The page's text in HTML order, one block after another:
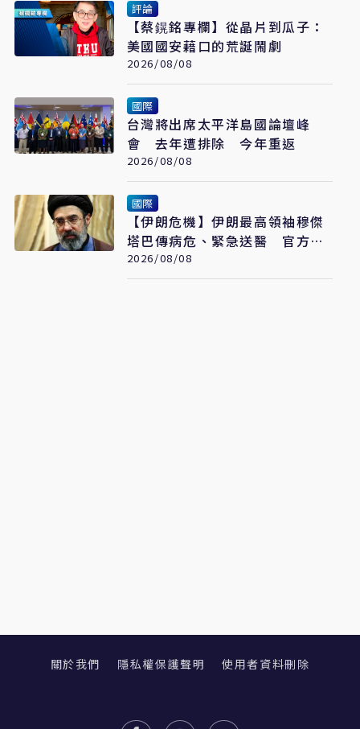
評論
【蔡鎤銘專欄】從晶片到瓜子：
美國國安藉口的荒誕鬧劇
2026/08/08
國際
台灣將出席太平洋島國論壇峰
會 去年遭排除 今年重返
2026/08/08
國際
【伊朗危機】伊朗最高領袖穆傑
塔巴傳病危、緊急送醫 官方未
證實
2026/08/08
關於我們 隱私權保護聲明 使用者資料刪除